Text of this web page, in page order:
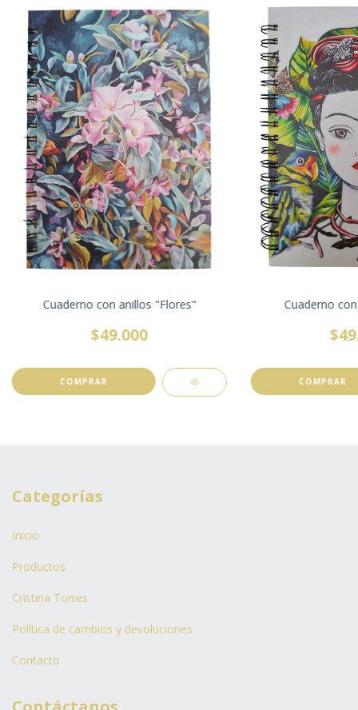
Cuaderno con anillos "Flores"
$49.000
Cuaderno
Categorías
Inicio
Productos
Cristina Torres
Política de cambios y devoluciones
Contacto